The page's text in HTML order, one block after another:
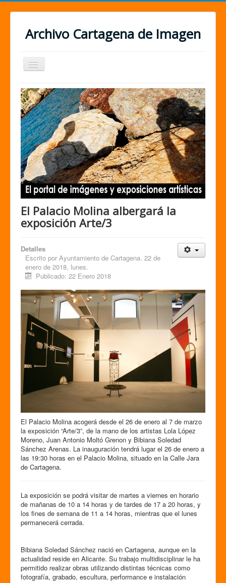
Archivo Cartagena de Imagen
Cambiar
navegación
El Palacio Molina albergará la
exposición Arte/3
Detalles
Escrito por Ayuntamiento de Cartagena. 22 de
enero de 2018, lunes.
Publicado: 22 Enero 2018
El Palacio Molina acogerá desde el 26 de enero al 7 de marzo
la exposición “Arte/3”, de la mano de los artistas Lola López
Moreno, Juan Antonio Moltó Grenon y Bibiana Soledad
Sánchez Arenas. La inauguración tendrá lugar el 26 de enero a
las 19:30 horas en el Palacio Molina, situado en la Calle Jara
de Cartagena.
La exposición se podrá visitar de martes a viernes en horario
de mañanas de 10 a 14 horas y de tardes de 17 a 20 horas, y
los fines de semana de 11 a 14 horas, mientras que el lunes
permanecerá cerrada.
Bibiana Soledad Sánchez nació en Cartagena, aunque en la
actualidad reside en Alicante. Su trabajo multidisciplinar le ha
permitido realizar obras utilizando distintas técnicas como
fotografía, grabado, escultura, performance e instalación